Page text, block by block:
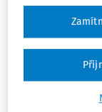
Poznámka
doc. PhDr.